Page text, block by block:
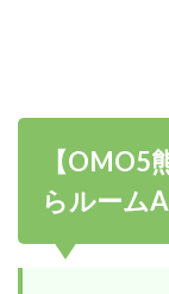
【OMO5
らルーム